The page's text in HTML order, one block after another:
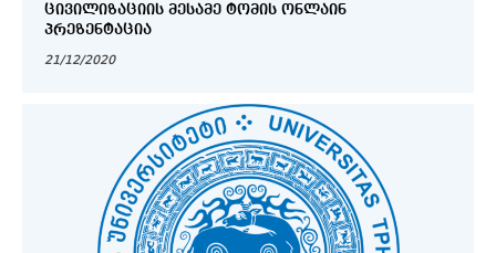
ᲪᲘᲕᲘᲚᲘᲖᲐᲪᲘᲘᲡ ᲛᲔᲡᲐᲛᲔ ᲢᲝᲛᲘᲡ ᲝᲜᲚᲐᲘᲜ
ᲞᲠᲔᲖᲔᲜᲢᲐᲪᲘᲐ
21/12/2020